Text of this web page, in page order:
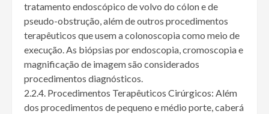
tratamento endoscópico de volvo do cólon e de
pseudo-obstrução, além de outros procedimentos
terapêuticos que usem a colonoscopia como meio de
execução. As biópsias por endoscopia, cromoscopia e
magnificação de imagem são considerados
procedimentos diagnósticos.
2.2.4. Procedimentos Terapêuticos Cirúrgicos: Além
dos procedimentos de pequeno e médio porte, caberá